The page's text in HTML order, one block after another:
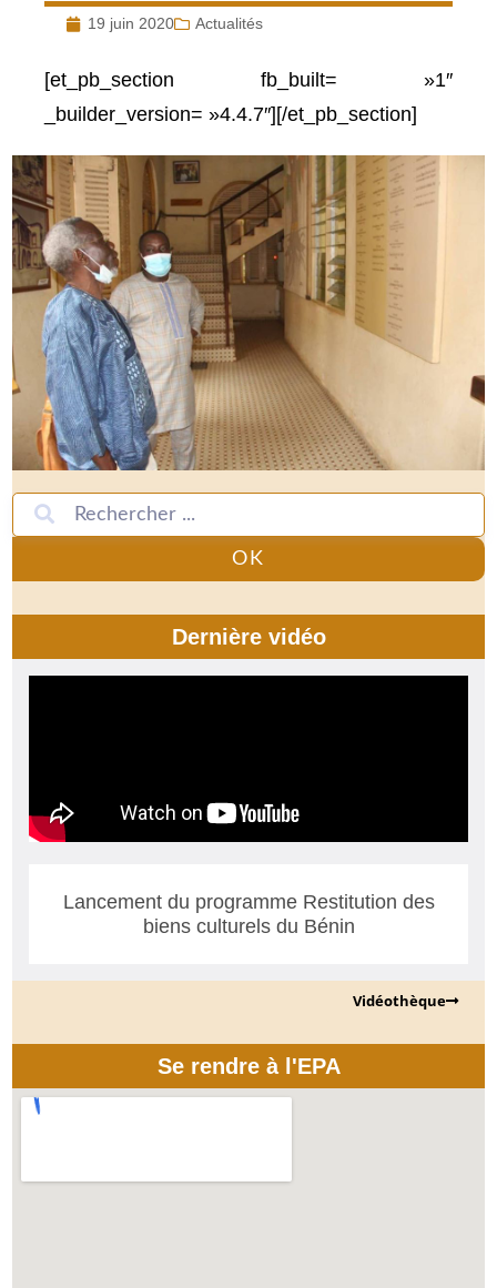
19 juin 2020 Actualités
[et_pb_section fb_built= »1″
_builder_version= »4.4.7″][/et_pb_section]
OK
Dernière vidéo
Lancement du programme Restitution des
biens culturels du Bénin
Vidéothèque
Se rendre à l'EPA